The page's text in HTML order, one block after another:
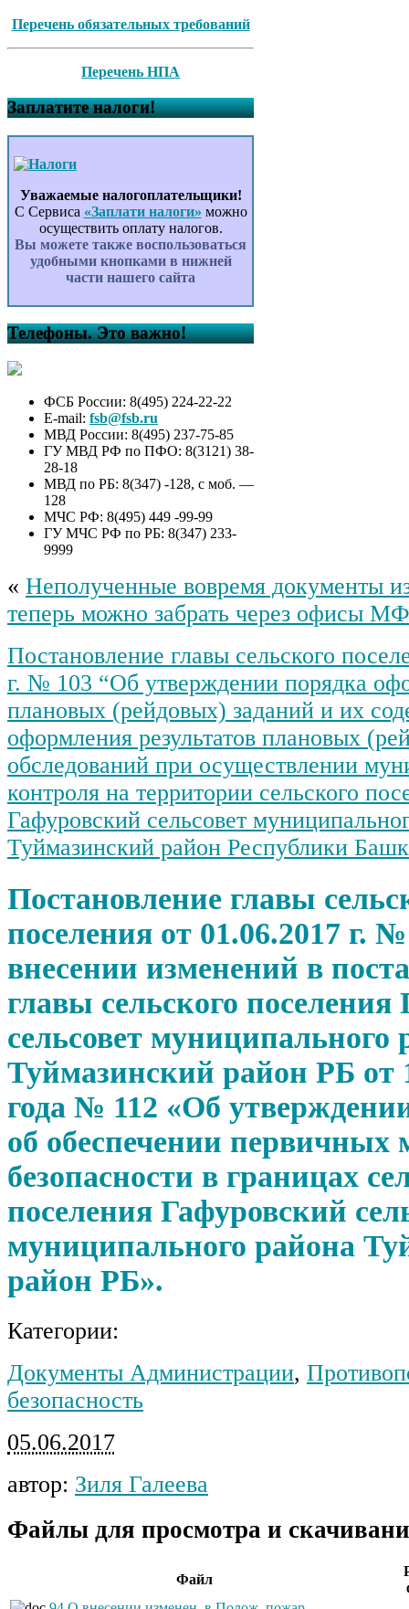
Перечень обязательных требований
Перечень НПА
Заплатите налоги!
Уважаемые налогоплательщики!
С Сервиса «Заплати налоги» можно
осуществить оплату налогов.
Вы можете также воспользоваться
удобными кнопками в нижней
части нашего сайта
Телефоны. Это важно!
ФСБ России: 8(495) 224-22-22
E-mail: fsb@fsb.ru
МВД России: 8(495) 237-75-85
ГУ МВД РФ по ПФО: 8(3121) 38-
28-18
МВД по РБ: 8(347) -128, с моб. —
128
МЧС РФ: 8(495) 449 -99-99
ГУ МЧС РФ по РБ: 8(347) 233-
9999
« Неполученные вовремя документы
теперь можно забрать через офисы
Постановление главы сельского
г. № 103 “Об утверждении порядка
плановых (рейдовых) заданий и их
оформления результатов плановых
обследований при осуществлении
контроля на территории сельского
Гафуровский сельсовет
Туймазинский район Республики
Постановление главы
поселения от 01.06.2017 г.
внесении изменений в
главы сельского
сельсовет муниципального
Туймазинский район РБ от
года № 112 «Об
об обеспечении первичных
безопасности в границах
поселения Гафуровский
муниципального района
район РБ».
Категории:
Документы Администрации,
безопасность
05.06.2017
автор: Зиля Галеева
Файлы для просмотра и
Файл